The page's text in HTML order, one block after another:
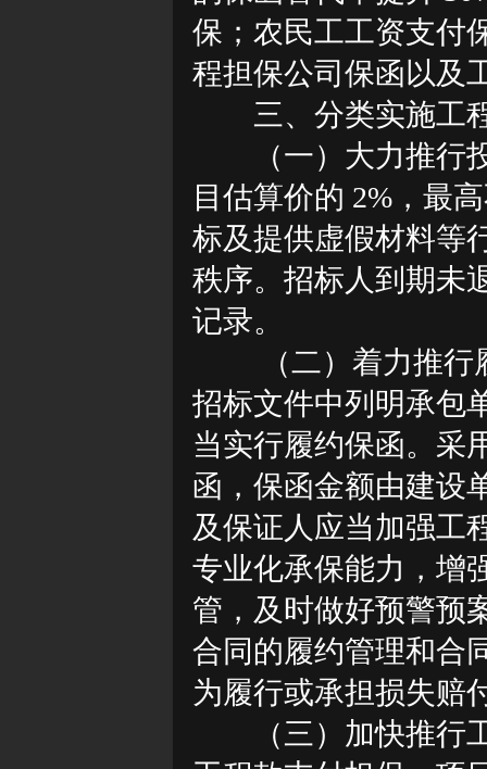
保；农民工工资支付
程担保公司保函以及
三、分类实施工
（一）大力推
目估算价的 2%，最
标及提供虚假材料等
秩序。招标人到期未
记录。
（二）着力推
招标文件中列明承包
当实行履约保函。采
函，保函金额由建设
及保证人应当加强工
专业化承保能力，增
管，及时做好预警预
合同的履约管理和合
为履行或承担损失赔
（三）加快推